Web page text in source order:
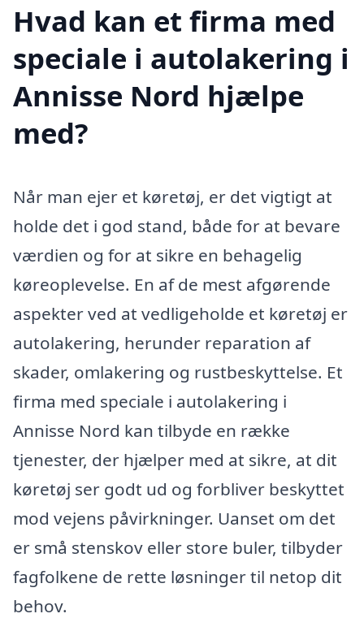
Hvad kan et firma med
speciale i autolakering i
Annisse Nord hjælpe
med?
Når man ejer et køretøj, er det vigtigt at
holde det i god stand, både for at bevare
værdien og for at sikre en behagelig
køreoplevelse. En af de mest afgørende
aspekter ved at vedligeholde et køretøj er
autolakering, herunder reparation af
skader, omlakering og rustbeskyttelse. Et
firma med speciale i autolakering i
Annisse Nord kan tilbyde en række
tjenester, der hjælper med at sikre, at dit
køretøj ser godt ud og forbliver beskyttet
mod vejens påvirkninger. Uanset om det
er små stenskov eller store buler, tilbyder
fagfolkene de rette løsninger til netop dit
behov.